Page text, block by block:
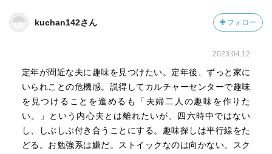
kuchan142さん フォロー
2023.04.12
定年が間近な夫に趣味を見つけたい。定年後、ずっと家に
いられことの危機感。説得してカルチャーセンターで趣味
を見つけることを進めるも「夫婦二人の趣味を作りた
い。」という内心夫とは離れたいが、四六時中ではない
し、しぶしぶ付き合うことにする。趣味探しは平行線をた
どる。お勉強系は嫌だ。ストイックなのは向かない。スク